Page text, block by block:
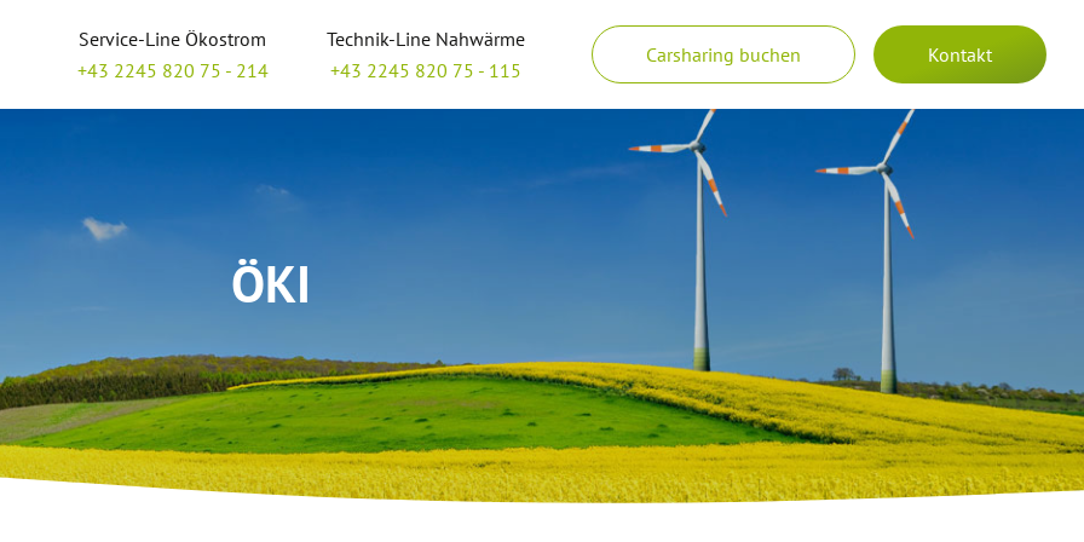
Service-Line Ökostrom
+43 2245 820 75 - 214
Technik-Line Nahwärme
+43 2245 820 75 - 115
Carsharing buchen Kontakt
ÖKI